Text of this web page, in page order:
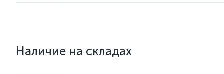
Наличие на складах